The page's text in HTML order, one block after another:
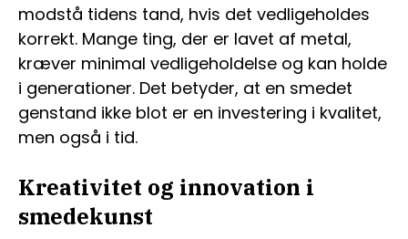
modstå tidens tand, hvis det vedligeholdes
korrekt. Mange ting, der er lavet af metal,
kræver minimal vedligeholdelse og kan holde
i generationer. Det betyder, at en smedet
genstand ikke blot er en investering i kvalitet,
men også i tid.
Kreativitet og innovation i
smedekunst